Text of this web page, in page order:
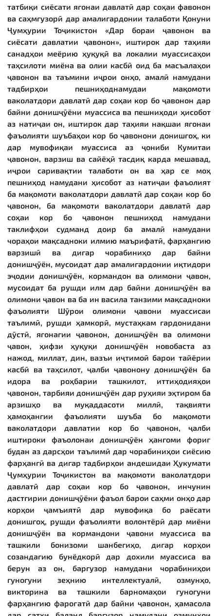
татбиқи сиёсати ягонаи давлатӣ дар соҳаи фавонон
ва саҳмгузорӣ дар амалигардонии талаботи Қонуни
Ҷумҳурии Тоҷикистон «Дар бораи ҷавонон ва
сиёсати давлатии ҷавонон», иштирок дар таҳияи
санадҳои меёрию ҳуқуқӣ ва локалии муассисаҳои
таҳсилоти миёна ва олии касбӣ оид ба масъалаҳои
ҷавонон ва таъмини иҷрои онҳо, амалӣ намудани
тадбирҳои пешниҳоднамудаи мақомоти
ваколатдори давлатӣ дар соҳаи кор бо ҷавонон дар
байни донишҷӯёни муассиса ва пешниҳоди ҳисобот
аз натиҷаи он, иштирок дар таҳияи нақшаи ягонаи
фаъолияти шуъбаҳои кор бо ҷавонони донишгоҳ, ки
дар мувофиқаи муассиса аз ҷониби Кумитаи
ҷавонон, варзиш ва сайёҳӣ тасдиқ карда мешавад,
иҷрои саривақтии талаботи он ва ҳар се моҳ
пешниҳод намудани ҳисобот аз натиҷаи фаъолият
ба мақомоти ваколатдори давлатӣ дар соҳаи кор бо
ҷавонон, ба мақомоти ваколатдори давлатӣ дар
соҳаи кор бо ҷавонон пешниҳод намудани
таклифҳои судманд доир ба амалӣ намудани
чораҳои мақсадноки илмию маърифатӣ, фарҳангию
варзишӣ ва дигар чорабиниҳо дар байни
донишҷӯён, мусоидат дар амалигардонии иқтидори
эҷодии донишҷӯён, кормандон ва олимони ҷавон,
мусоидат ба рушди илм дар байни донишҷӯён ва
олимони ҷавон ва ба ин васила танзими мақсадноки
фаъолияти Шӯрои олимони ҷавони муассисаи
таълимӣ, рушди ҳамкорӣ, мустаҳкам гардонидани
дӯстӣ, ягонагии ҷавонон, донишҷӯён ва олимони
ҷавон, ҳифзи ҳуқуқи донишҷӯён новобаста аз
нажод, миллат, дин, вазъи иҷтимоӣ барои тайёрии
касбӣ ва таҳсилот, ҷалби ҷавонону донишҷӯён ба
идора ва роҳбарии ташкилот, иттиҳодияҳои
ҷавонон, тарбияи донишҷӯён дар руҳияи эҳтиром ба
арзишҳо ва муқаддасоти миллӣ, тақвияти
ҳамоҳангии фаъолияти шуъба бо мақомоти
ваколатдори давлатии кор бо ҷавонон, ҷалби
иштироки фаъолонаи донишҷӯён ҳангоми фориғ
будан аз дарсҳои таълимӣ дар чорабиниҳои сиёсию
фарҳангӣ ва дигар тадбирҳои андешидаи Ҳукумати
Ҷумҳурии Тоҷикистон ва мақомоти ваколатдори
давлатӣ дар соҳаи кор бо ҷавонон, инчунин
дастгирии донишҷӯёни фаъол барои саҳми онҳо дар
корҳои ҷамъиятӣ дар мувофиқа бо раёсати
донишгоҳ, рушди фаъолияти волонтёрӣ дар миёни
донишҷӯён ва кормандони ҷавони муассиса ва
ташкили бонизоми шанбегиҳо, дигар корҳои
созандагию бунёдкорӣ дар дохили муассиса ва
берун аз он, баргузор намудани чорабиниҳои
гуногуни зеҳнию интеллектуалӣ, озмунҳо,
викторина ва ташкили барномаҳои гуногуни
фарҳангию фароғатӣ дар байни ҷавонон, ҳамасола